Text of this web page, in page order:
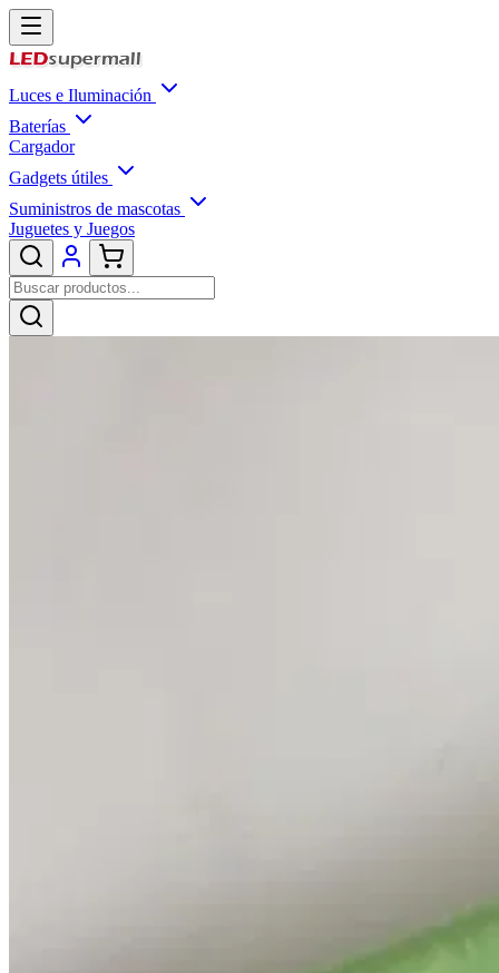
Luces e Iluminación
Baterías
Cargador
Gadgets útiles
Suministros de mascotas
Juguetes y Juegos